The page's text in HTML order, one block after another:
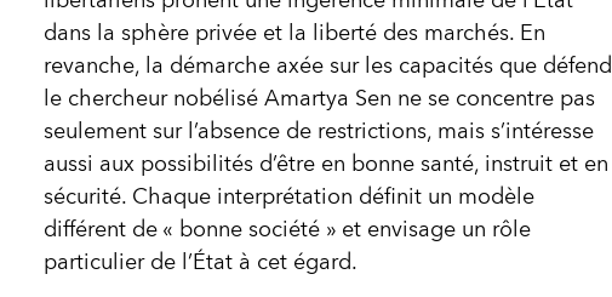
dans la sphère privée et la liberté des marchés. En
revanche, la démarche axée sur les capacités que défend
le chercheur nobélisé Amartya Sen ne se concentre pas
seulement sur l’absence de restrictions, mais s’intéresse
aussi aux possibilités d’être en bonne santé, instruit et en
sécurité. Chaque interprétation définit un modèle
différent de « bonne société » et envisage un rôle
particulier de l’État à cet égard.